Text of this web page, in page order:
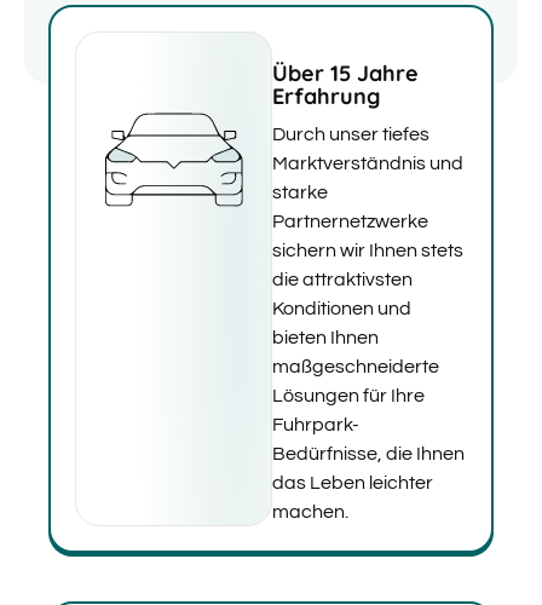
Über 15 Jahre
Erfahrung
Durch unser tiefes
Marktverständnis und
starke
Partnernetzwerke
sichern wir Ihnen stets
die attraktivsten
Konditionen und
bieten Ihnen
maßgeschneiderte
Lösungen für Ihre
Fuhrpark-
Bedürfnisse, die Ihnen
das Leben leichter
machen.